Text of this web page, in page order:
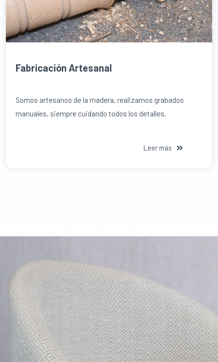
Fabricación Artesanal
Somos artesanos de la madera, realizamos grabados
manuales, siempre cuidando todos los detalles.
Leer más